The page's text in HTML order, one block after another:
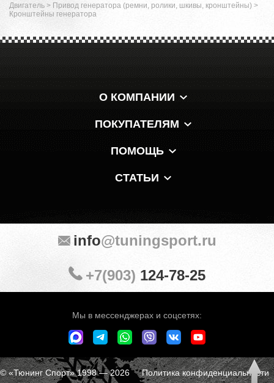
Двигатель > Привод генератора (ремни, ролики, шкивы, кронштейны) >
Кронштейны генератора
О КОМПАНИИ
ПОКУПАТЕЛЯМ
ПОМОЩЬ
СТАТЬИ
Мы в мессенджерах и соцсетях:
info@tuningsport.ru
+7(903) 124-78-25
© «Тюнинг Спорт» 1998 — 2026Политика конфиденциальности